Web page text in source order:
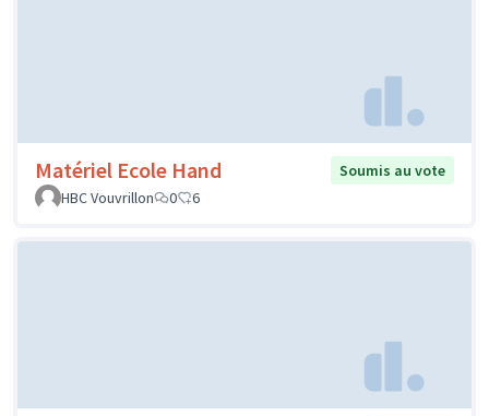
Matériel Ecole Hand
Soumis au vote
HBC Vouvrillon
0 6